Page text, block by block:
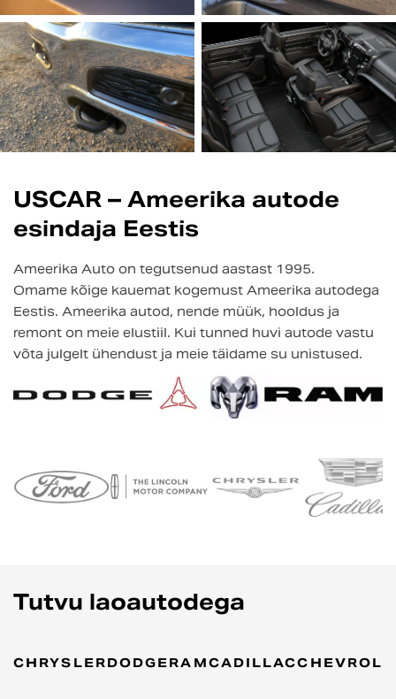
USCAR – Ameerika autode
esindaja Eestis
Ameerika Auto on tegutsenud aastast 1995.
Omame kõige kauemat kogemust Ameerika autodega
Eestis. Ameerika autod, nende müük, hooldus ja
remont on meie elustiil. Kui tunned huvi autode vastu
võta julgelt ühendust ja meie täidame su unistused.
Tutvu laoautodega
CHRYSLERDODGERAMCADILLAC